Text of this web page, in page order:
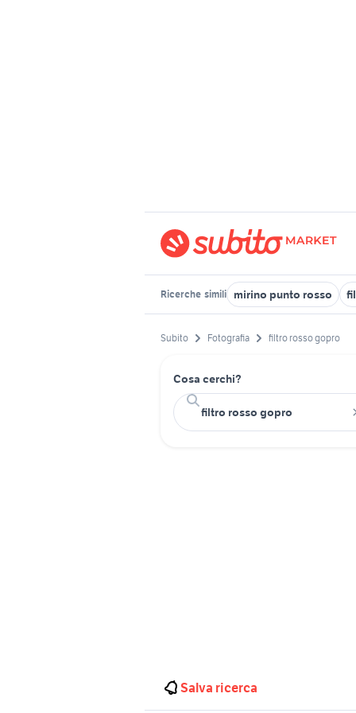
Ricerche simili mirino punto rosso
Subito Fotografia filtro rosso gopro
Cosa cerchi?
Salva ricerca